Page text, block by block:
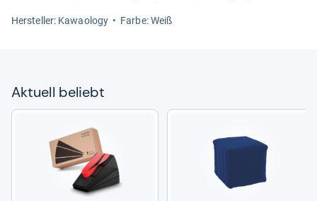
Her­stel­ler: Kawaology Farbe: Weiß
Aktu­ell beliebt